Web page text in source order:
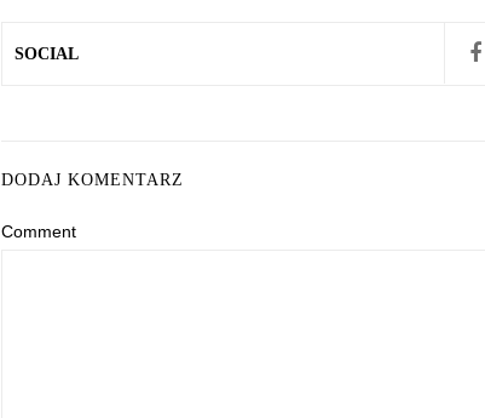
SOCIAL
DODAJ KOMENTARZ
Comment